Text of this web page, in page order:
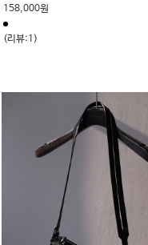
158,000원
(리뷰:1)